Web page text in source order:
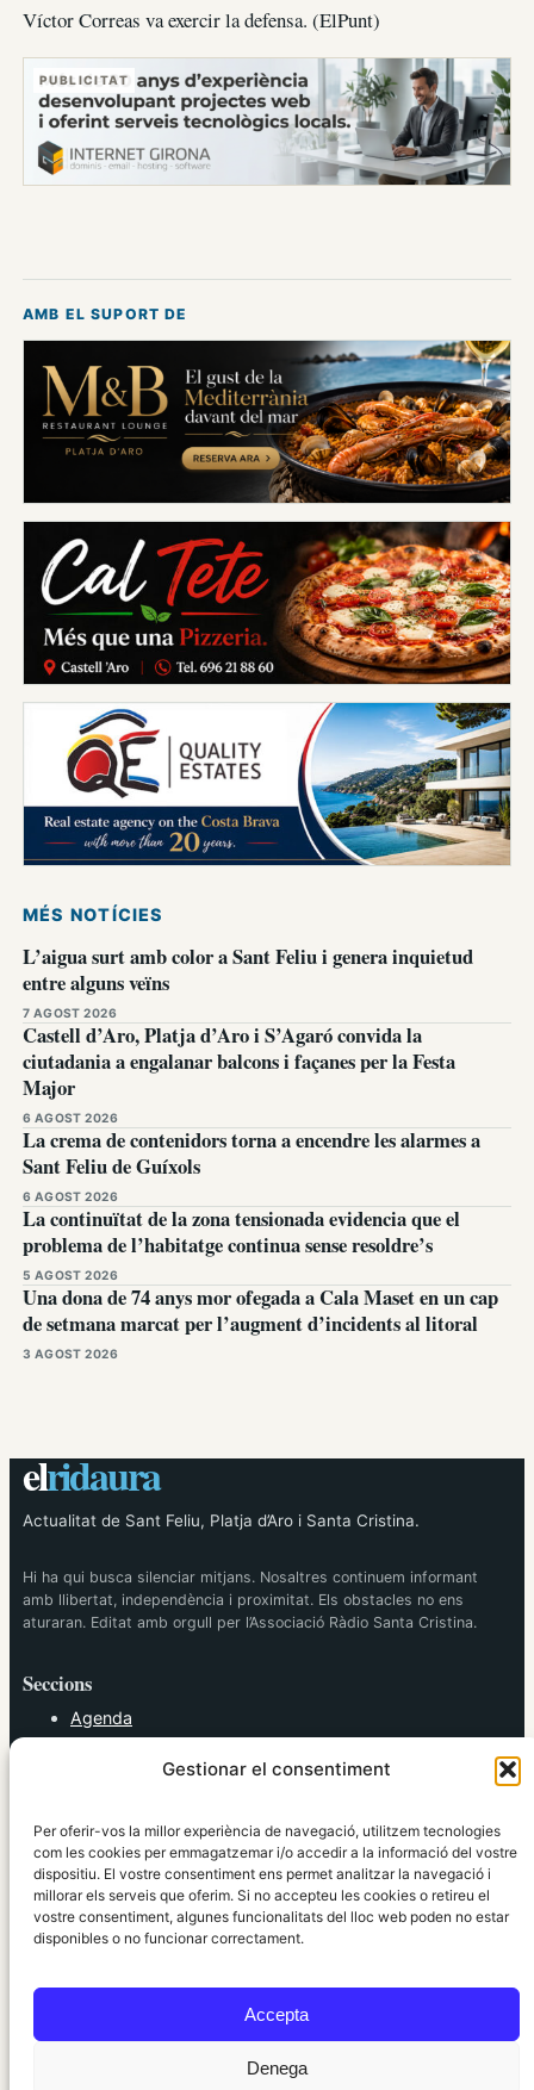
Gestionar el consentiment
Per oferir-vos la millor experiència de navegació, utilitzem tecnologies
com les cookies per emmagatzemar i/o accedir a la informació del vostre
dispositiu. El vostre consentiment ens permet analitzar la navegació i
millorar els serveis que oferim. Si no accepteu les cookies o retireu el
vostre consentiment, algunes funcionalitats del lloc web poden no estar
disponibles o no funcionar correctament.
Accepta
Denega
Víctor Correas va exercir la defensa. (ElPunt)
PUBLICITAT
AMB EL SUPORT DE
MÉS NOTÍCIES
L’aigua surt amb color a Sant Feliu i genera inquietud
entre alguns veïns
7 AGOST 2026
Castell d’Aro, Platja d’Aro i S’Agaró convida la
ciutadania a engalanar balcons i façanes per la Festa
Major
6 AGOST 2026
La crema de contenidors torna a encendre les alarmes a
Sant Feliu de Guíxols
6 AGOST 2026
La continuïtat de la zona tensionada evidencia que el
problema de l’habitatge continua sense resoldre’s
5 AGOST 2026
Una dona de 74 anys mor ofegada a Cala Maset en un cap
de setmana marcat per l’augment d’incidents al litoral
3 AGOST 2026
elridaura
Actualitat de Sant Feliu, Platja d’Aro i Santa Cristina.
Hi ha qui busca silenciar mitjans. Nosaltres continuem informant
amb llibertat, independència i proximitat. Els obstacles no ens
aturaran. Editat amb orgull per l’Associació Ràdio Santa Cristina.
Seccions
Agenda
Política
Societat
Tendències
elRidaura.com